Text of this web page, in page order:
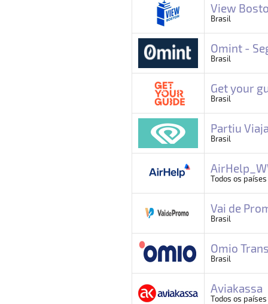
View
Brasil
Omint -
Brasil
Get your
Brasil
Partiu
Brasil
Todos os países
Vai de
Brasil
Omio
Brasil
Aviakassa
Todos os países